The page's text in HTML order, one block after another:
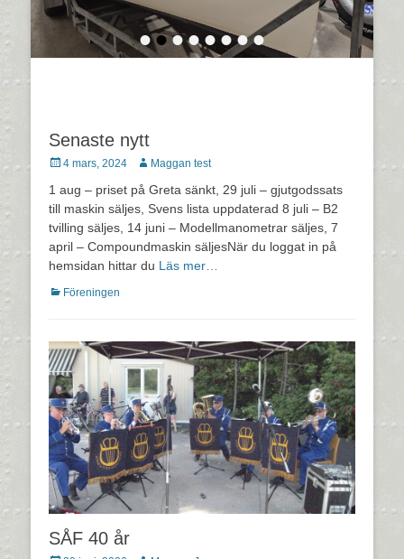
••••••••
Senaste nytt
Postades
4 mars, 2024 Författare
Maggan test
1 aug – priset på Greta sänkt, 29 juli – gjutgodssats
till maskin säljes, Svens lista uppdaterad 8 juli – B2
tvilling säljes, 14 juni – Modellmanometrar säljes, 7
april – Compoundmaskin säljesNär du loggat in på
hemsidan hittar du Läs mer…
Kategorier
Föreningen
SÅF 40 år